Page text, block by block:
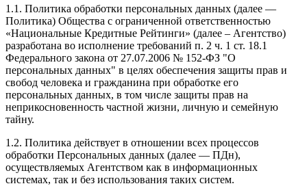
1.1. Политика обработки персональных данных (далее —
Политика) Общества с ограниченной ответственностью
«Национальные Кредитные Рейтинги» (далее – Агентство)
разработана во исполнение требований п. 2 ч. 1 ст. 18.1
Федерального закона от 27.07.2006 № 152-ФЗ "О
персональных данных" в целях обеспечения защиты прав и
свобод человека и гражданина при обработке его
персональных данных, в том числе защиты прав на
неприкосновенность частной жизни, личную и семейную
тайну.
1.2. Политика действует в отношении всех процессов
обработки Персональных данных (далее — ПДн),
осуществляемых Агентством как в информационных
системах, так и без использования таких систем.